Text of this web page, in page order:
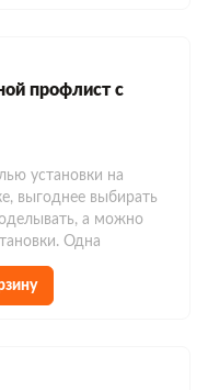
профлист с
установки на
выгоднее выбирать
а можно
Одна